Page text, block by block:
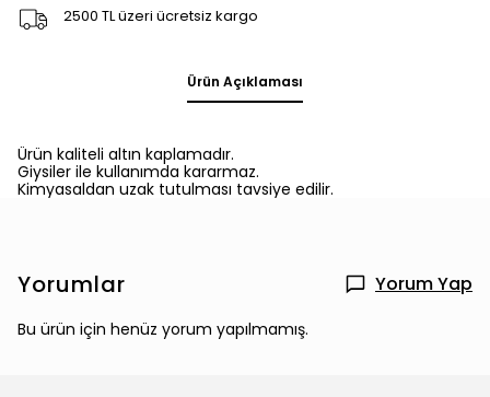
2500 TL üzeri ücretsiz kargo
Ürün Açıklaması
Ürün kaliteli altın kaplamadır.
Giysiler ile kullanımda kararmaz.
Kimyasaldan uzak tutulması tavsiye edilir.
Yorumlar Yorum Yap
Bu ürün için henüz yorum yapılmamış.